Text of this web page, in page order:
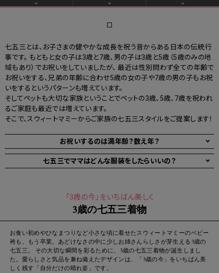
七五三とは、お子さまの健やかな成長を祝う昔からある日本の伝統行
事です。 もともと女の子は3歳と7歳、男の子は3歳と5歳（5歳のみの地
域もあり）でお祝いをしていましたが、 最近は性別問わず全ての年齢で
お祝いをする、兄弟の年齢に合わせ5歳の女の子や7歳の男の子もお祝
いをするというパターンも増えています。
そしてペットも大切な家族ということでペットの3歳、5歳、7歳を祝われ
るご家庭も最近では増えています。
そこで、スウィートマミーからご家族の七五三スタイルをご提案します！
お祝いするのは満年齢？数え年？
七五三でママはどんな服装をしたらいいの？
「3歳の今」をいちばん美しく
3歳の七五三着物
お食い初めやひなまつりなど小さな頃に着せたスウィートマミーのベビー
袴も、もう卒業。あどけなさの中に少しお姉さんらしさが芽生える3歳の
七五三。 その大切な瞬間を彩るために、3歳の七五三着物が誕生しまし
た。愛らしさと気品を兼ね備えたデザインは、「3歳の今」をいちばん美
しく残す「自分だけの晴れ姿」です。